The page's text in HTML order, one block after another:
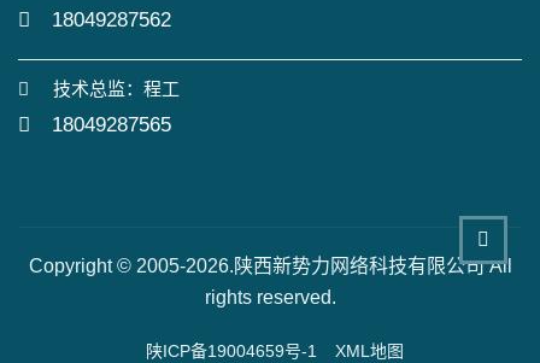
18049287562
技术总监：程工
18049287565
Copyright © 2005-2026.陕西新势力网络科技有限公司 All
rights reserved.
陕ICP备19004659号-1 XML地图